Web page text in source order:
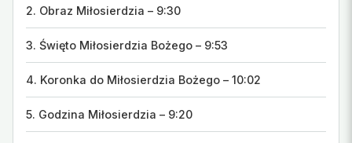
2. Obraz Miłosierdzia – 9:30
3. Święto Miłosierdzia Bożego – 9:53
4. Koronka do Miłosierdzia Bożego – 10:02
5. Godzina Miłosierdzia – 9:20